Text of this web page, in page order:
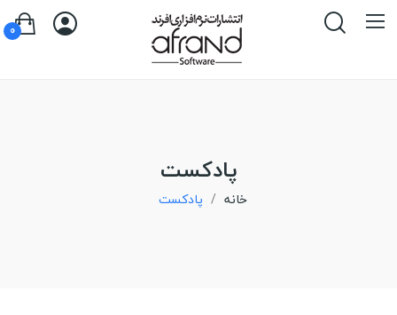
0
پادکست
خانه پادکست